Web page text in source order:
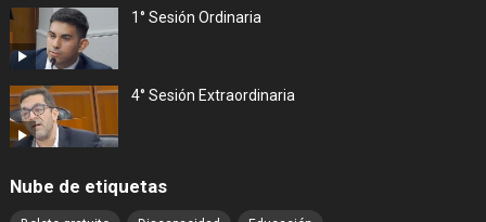
1° Sesión Ordinaria
4° Sesión Extraordinaria
Nube de etiquetas